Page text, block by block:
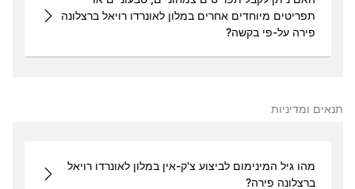
תפריטים מיוחדים אחרים במלון לאונרדו רויאל ברצלונה
פירה על-פי בקשה?
תנאים ומדיניות
מהו גיל המינימום לביצוע צ'ק-אין במלון לאונרדו רויאל
ברצלונה פירה?